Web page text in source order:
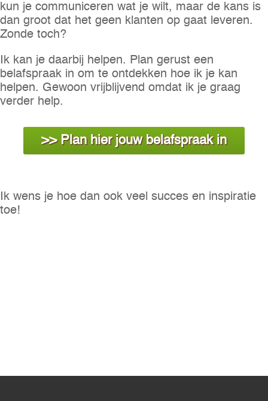
kun je communiceren wat je wilt, maar de kans is
dan groot dat het geen klanten op gaat leveren.
Zonde toch?
Ik kan je daarbij helpen. Plan gerust een
belafspraak in om te ontdekken hoe ik je kan
helpen. Gewoon vrijblijvend omdat ik je graag
verder help.
>> Plan hier jouw belafspraak in
Ik wens je hoe dan ook veel succes en inspiratie
toe!